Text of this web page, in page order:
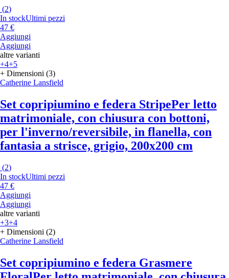
(2)
In stockUltimi pezzi
47 €
Aggiungi
Aggiungi
altre varianti
+4+5
+ Dimensioni (3)
Catherine Lansfield
Set copripiumino e federa StripePer letto
matrimoniale, con chiusura con bottoni,
per l'inverno/reversibile, in flanella, con
fantasia a strisce, grigio, 200x200 cm
(2)
In stockUltimi pezzi
47 €
Aggiungi
Aggiungi
altre varianti
+3+4
+ Dimensioni (2)
Catherine Lansfield
Set copripiumino e federa Grasmere